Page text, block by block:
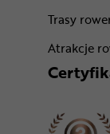
Trasy
Atrakcje